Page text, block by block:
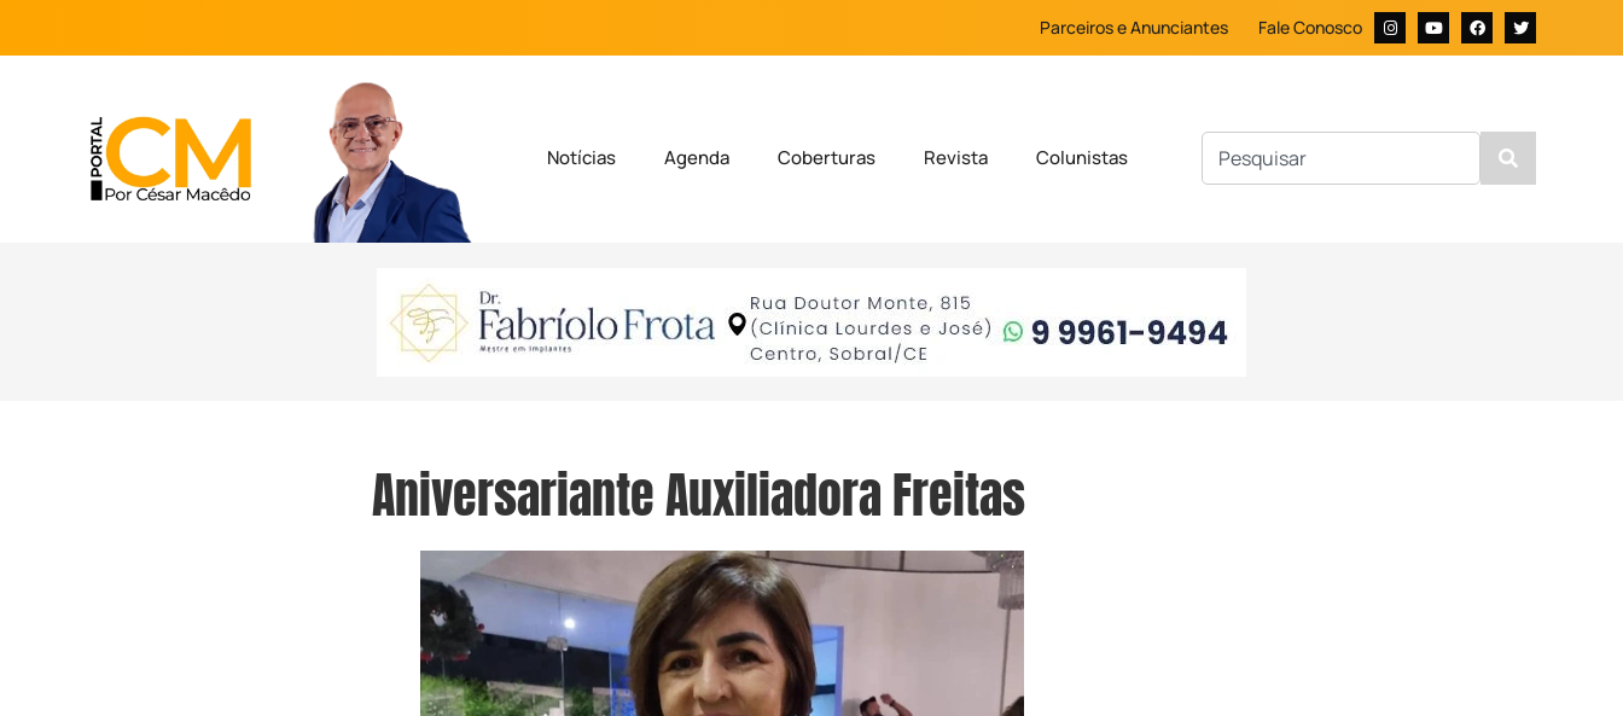
Parceiros e Anunciantes Fale Conosco
Notícias Agenda Coberturas Revista Colunistas
Aniversariante Auxiliadora Freitas